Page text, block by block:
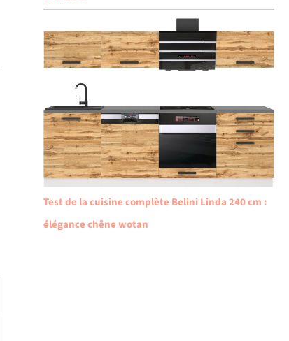
Test de la cuisine complète Belini Linda 240 cm :
élégance chêne wotan